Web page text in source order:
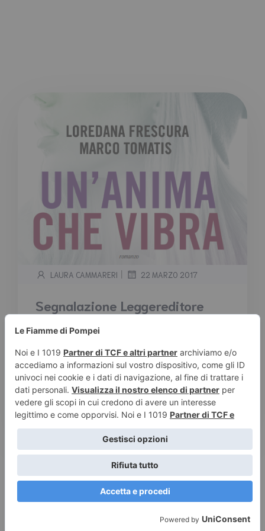
LAURA CAMMARERI | 22 MARZO 2017
Segnalazione Leggereditore
“Un’anima che vibra” di
Tempo stimato di lettura:2 minuti
Segnalazione Leggereditore “Un’anima che
vibra” di Frescura e Tomatis Sinossi Domenica,
detta Mimì, diciassette anni, vive […]
Leggi tutto
© 2026 Le Fiamme di Pompei – Recensioni di libri e articoli
Privacy e Cookies